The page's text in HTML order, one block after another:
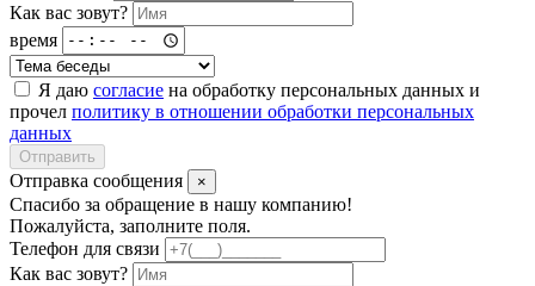
Как вас зовут?
время
Я даю согласие на обработку персональных данных и
прочел политику в отношении обработки персональных
данных
Отправить
Отправка сообщения ×
Спасибо за обращение в нашу компанию!
Пожалуйста, заполните поля.
Телефон для связи
Как вас зовут?